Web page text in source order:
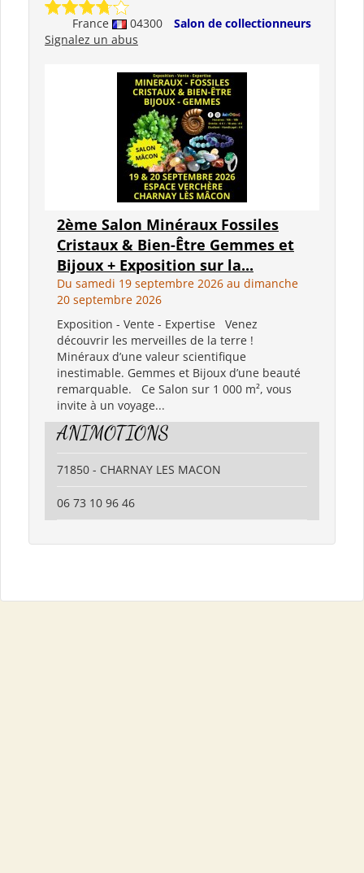
France 04300
Salon de collectionneurs
Signalez un abus
2ème Salon Minéraux Fossiles
Cristaux & Bien-Être Gemmes et
Bijoux + Exposition sur la...
Du samedi 19 septembre 2026 au dimanche
20 septembre 2026
Exposition - Vente - Expertise Venez
découvrir les merveilles de la terre !
Minéraux d’une valeur scientifique
inestimable. Gemmes et Bijoux d’une beauté
remarquable. Ce Salon sur 1 000 m², vous
invite à un voyage...
ANIMOTIONS
71850 - CHARNAY LES MACON
06 73 10 96 46